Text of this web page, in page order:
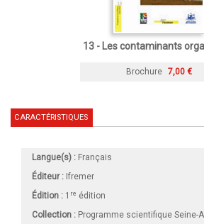
13 - Les contaminants
Brochure 7,00 €
CARACTÉRISTIQUES
Langue(s) : Français
Éditeur : Ifremer
Édition : 1 re édition
Collection : Programme scientifique Seine-